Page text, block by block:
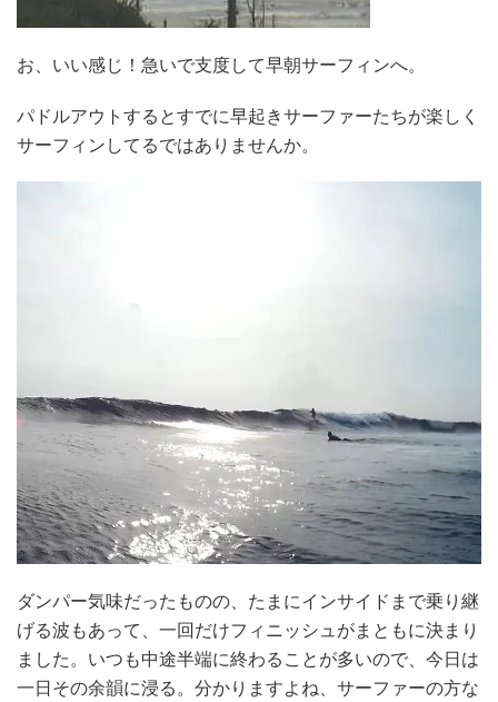
お、いい感じ！急いで支度して早朝サーフィンへ。
パドルアウトするとすでに早起きサーファーたちが楽しく
サーフィンしてるではありませんか。
ダンパー気味だったものの、たまにインサイドまで乗り継
げる波もあって、一回だけフィニッシュがまともに決まり
ました。いつも中途半端に終わることが多いので、今日は
一日その余韻に浸る。分かりますよね、サーファーの方な